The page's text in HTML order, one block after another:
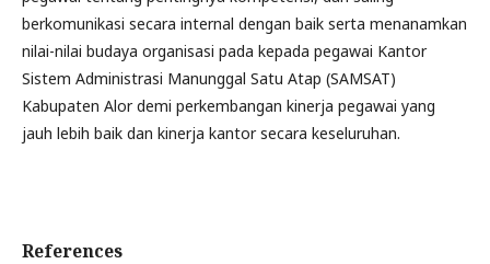
berkomunikasi secara internal dengan baik serta menanamkan
nilai-nilai budaya organisasi pada kepada pegawai Kantor
Sistem Administrasi Manunggal Satu Atap (SAMSAT)
Kabupaten Alor demi perkembangan kinerja pegawai yang
jauh lebih baik dan kinerja kantor secara keseluruhan.
References